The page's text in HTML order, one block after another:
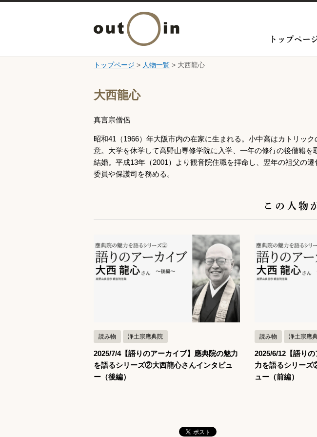
トップペー
トップページ > 人物一覧 > 大西龍心
大西龍心
真言宗僧侶
昭和41（1966）年大阪市内の在家に生まれる。小中高はカトリッ
意。大学を休学して高野山専修学院に入学、一年の修行の後僧籍
結婚。平成13年（2001）より観音院住職を拝命し、翌年の祖父の
委員や保護司を務める。
この人物
読み物 浄土宗應典院
2025/7/4【語りのアーカイブ】應典院の魅力
を語るシリーズ②大西龍心さんインタビュ
ー（後編）
読み物 浄土宗應
2025/6/12【語り
力を語るシリー
ュー（前編）